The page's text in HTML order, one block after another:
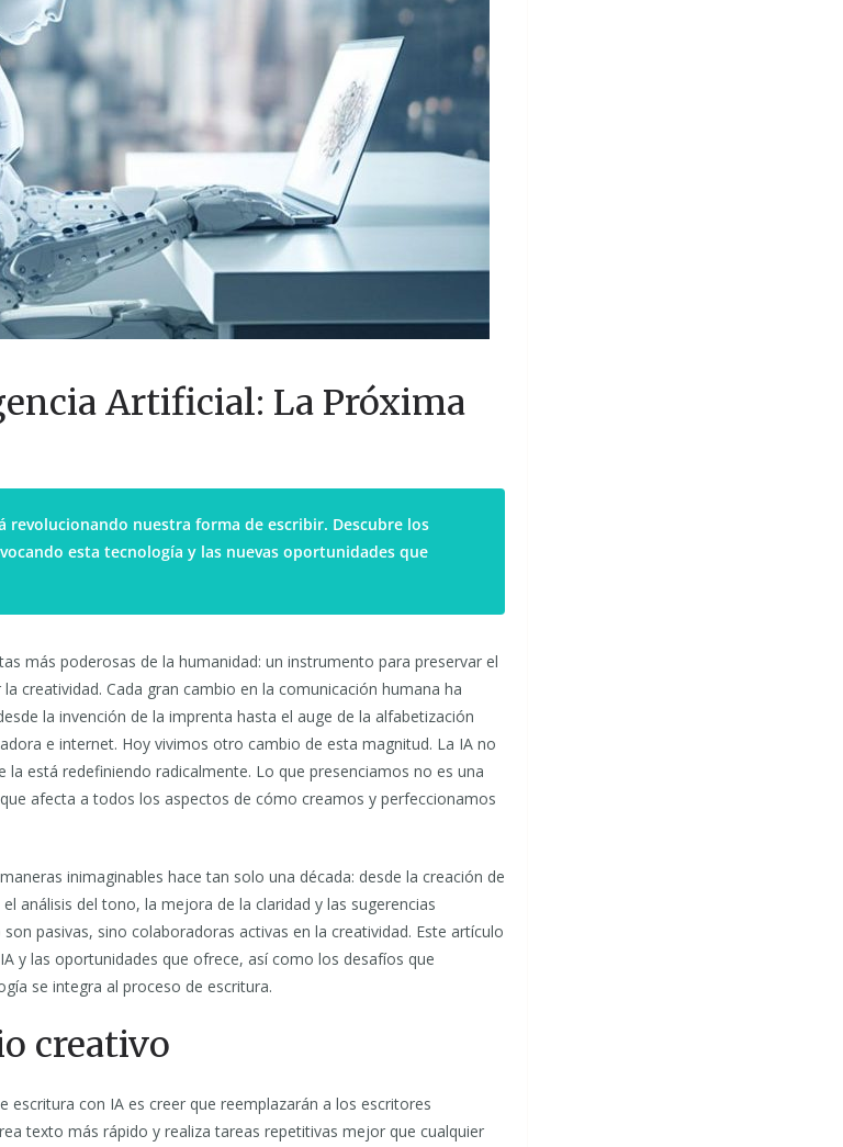
Artificial: La Próxima
revolucionando nuestra forma de escribir. Descubre los
esta tecnología y las nuevas oportunidades que
más poderosas de la humanidad: un instrumento para preservar el
creatividad. Cada gran cambio en la comunicación humana ha
la invención de la imprenta hasta el auge de la alfabetización
e internet. Hoy vivimos otro cambio de esta magnitud. La IA no
está redefiniendo radicalmente. Lo que presenciamos no es una
afecta a todos los aspectos de cómo creamos y perfeccionamos
inimaginables hace tan solo una década: desde la creación de
análisis del tono, la mejora de la claridad y las sugerencias
pasivas, sino colaboradoras activas en la creatividad. Este artículo
y las oportunidades que ofrece, así como los desafíos que
se integra al proceso de escritura.
creativo
escritura con IA es creer que reemplazarán a los escritores
texto más rápido y realiza tareas repetitivas mejor que cualquier